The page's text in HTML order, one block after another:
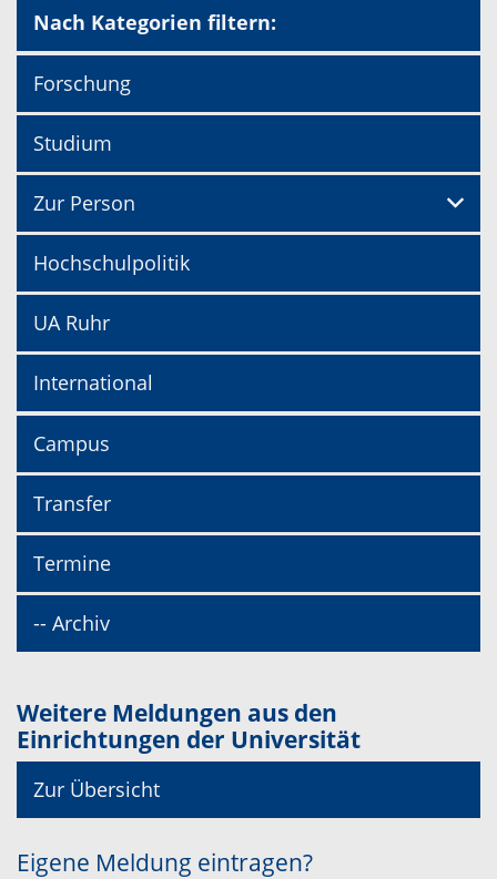
Nach Kategorien filtern:
Forschung
Studium
Zur Person
Hochschulpolitik
UA Ruhr
International
Campus
Transfer
Termine
-- Archiv
Weitere Meldungen aus den
Einrichtungen der Universität
Zur Übersicht
Eigene Meldung eintragen?